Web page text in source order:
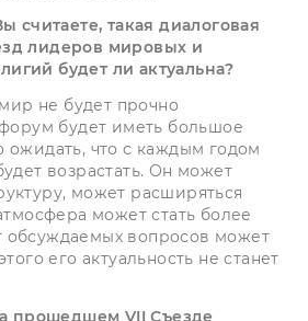
считаете, такая диалоговая
лидеров мировых и
будет ли актуальна?
не будет прочно
будет иметь большое
ожидать, что с каждым годом
возрастать. Он может
может расширяться
может стать более
обсуждаемых вопросов может
его актуальность не станет
прошедшем VII Съезде